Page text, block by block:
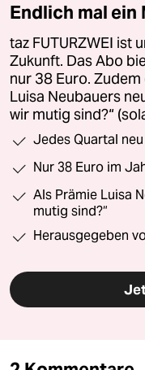
Endlich mal
taz FUTURZWEI ist
Zukunft. Das Abo
nur 38 Euro.
Luisa Neubauers
wir mutig sind?“
Jedes Quartal
Nur 38 Euro im
Als Prämie Luisa
mutig sind?“
Herausgegeben